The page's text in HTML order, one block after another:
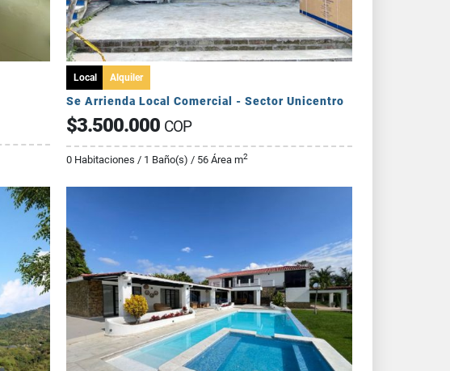
Local Alquiler
Se Arrienda Local Comercial - Sector Unicentro
$3.500.000 COP
0 Habitaciones / 1 Baño(s) / 56 Área m2